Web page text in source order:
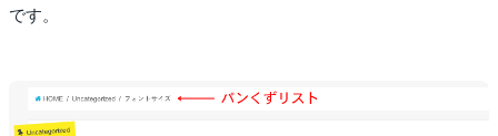
です。